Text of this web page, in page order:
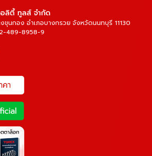
ลิตี้ ทูลส์ จำกัด
นกอง อำเภอบางกรวย จังหวัดนนทบุรี 11130
489-8958-9